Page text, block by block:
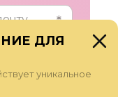
ДЛЯ
уникальное